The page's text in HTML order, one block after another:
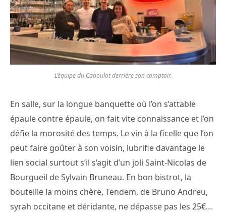
L’équipe du Caboulot derrière son comptoir.
En salle, sur la longue banquette où l’on s’attable
épaule contre épaule, on fait vite connaissance et l’on
défie la morosité des temps. Le vin à la ficelle que l’on
peut faire goûter à son voisin, lubrifie davantage le
lien social surtout s’il s’agit d’un joli Saint-Nicolas de
Bourgueil de Sylvain Bruneau. En bon bistrot, la
bouteille la moins chère, Tendem, de Bruno Andreu,
syrah occitane et déridante, ne dépasse pas les 25€…